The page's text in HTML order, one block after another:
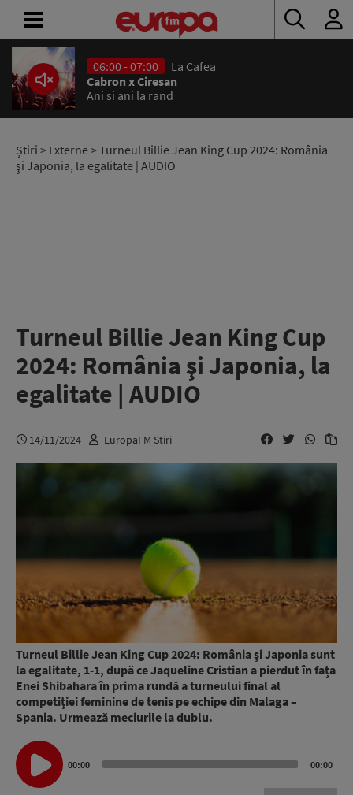
06:00 - 07:00
La Cafea
Cabron x Ciresan
Ani si ani la rand
Știri > Externe> Turneul Billie Jean King Cup 2024: România
şi Japonia, la egalitate | AUDIO
Turneul Billie Jean King Cup
2024: România şi Japonia, la
egalitate | AUDIO
14/11/2024 EuropaFM Stiri
Turneul Billie Jean King Cup 2024: România şi Japonia sunt
la egalitate, 1-1, după ce Jaqueline Cristian a pierdut în fața
Enei Shibahara în prima rundă a turneului final al
competiţiei feminine de tenis pe echipe din Malaga –
Spania. Urmează meciurile la dublu.
Audio
Player
00:00 00:00
ACASĂ
ȘTIRI
RADIO